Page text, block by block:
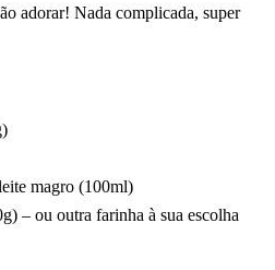
adorar! Nada complicada, super
magro (100ml)
– ou outra farinha à sua escolha